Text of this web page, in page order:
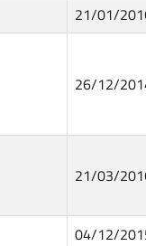
21/01/
26/12/
21/03/
04/12/